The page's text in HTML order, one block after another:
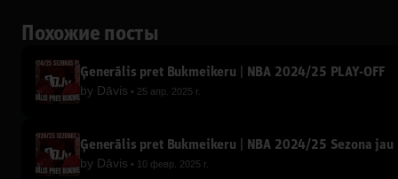
Похожие посты
Ģenerālis pret Bukmeikeru | NBA 2024/25 PLAY-OFF
by Dāvis 25 апр. 2025 г.
Ģenerālis pret Bukmeikeru | NBA 2024/25 Sezona jau
by Dāvis 10 февр. 2025 г.